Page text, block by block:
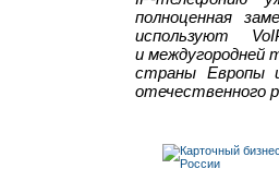
полноценная
используют
и междугородней
страны Европы
отечественного